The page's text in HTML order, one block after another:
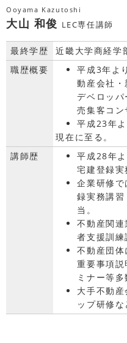
Ooyama Kazutoshi
大山 和俊 LEC専任講師
最終学歴
近畿大学商経学
職歴概要
平成3年よ
動産会社
デベロッ
売集客コン
平成23年
現在に至る。
講師歴
平成28年
宅建登録実
企業研修
録実務講
当。
不動産関
者支援訓練
不動産団体
重要事項
ミナー等多
大手不動
ップ研修な